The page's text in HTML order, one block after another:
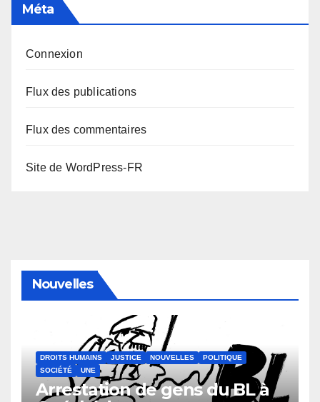
Méta
Connexion
Flux des publications
Flux des commentaires
Site de WordPress-FR
Nouvelles
DROITS HUMAINS JUSTICE NOUVELLES
POLITIQUE
SOCIÉTÉ
UNE
Arrestation de gens du BL à